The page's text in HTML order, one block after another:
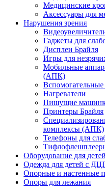
Медицинские
Аксессуары для
Нарушения зрения
Гаджеты для
Дисплеи Брайля
Игры для
Мобильные
(АПК)
Вспомогательные
Нагреватели
Пишущие
Принтеры Брайля
комплексы (АПК)
Телефоны для
Оборудование для
Одежда для детей с
Опорные и настенные
Опоры для лежания